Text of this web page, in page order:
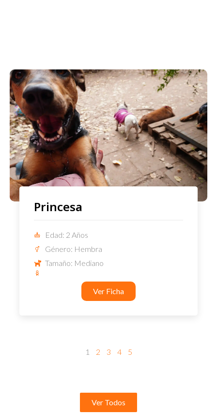
Princesa
Edad: 2 Años
Género: Hembra
Tamaño: Mediano
Ver Ficha
1 2 3 4 5
Ver Todos